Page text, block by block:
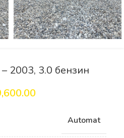
2003, 3.0 бензин
Automat